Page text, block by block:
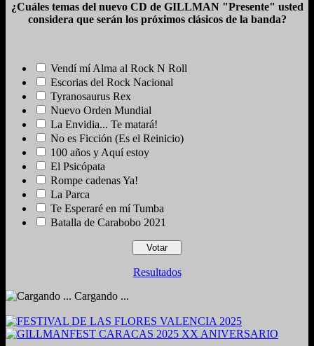
¿Cuáles temas del nuevo CD de GILLMAN "Presente" usted
considera que serán los próximos clásicos de la banda?
Vendí mí Alma al Rock N Roll
Escorias del Rock Nacional
Tyranosaurus Rex
Nuevo Orden Mundial
La Envidia... Te matará!
No es Ficción (Es el Reinicio)
100 años y Aquí estoy
El Psicópata
Rompe cadenas Ya!
La Parca
Te Esperaré en mí Tumba
Batalla de Carabobo 2021
Resultados
Cargando ...